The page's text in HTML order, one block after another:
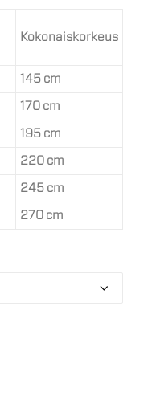
Kokonaiskorkeus
145 cm
170 cm
195 cm
220 cm
245 cm
270 cm